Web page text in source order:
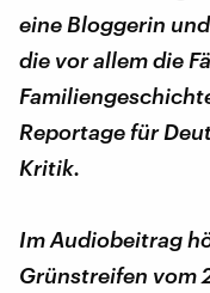
eine Bloggerin
die vor allem die
Reportage für
Kritik.
Im Audiobeitrag
Grünstreifen vom